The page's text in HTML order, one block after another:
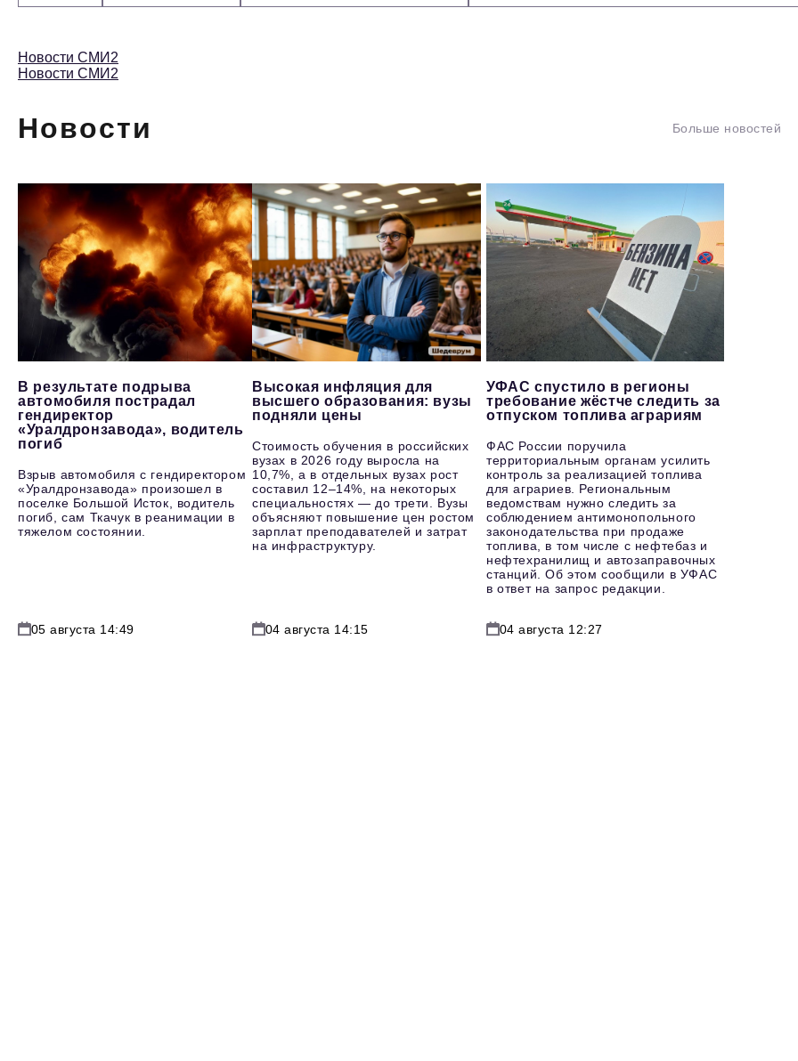
Новости СМИ2
Новости СМИ2
Новости Больше новостей
В результате подрыва
автомобиля пострадал
гендиректор
«Уралдронзавода», водитель
погиб
Взрыв автомобиля с гендиректором
«Уралдронзавода» произошел в
поселке Большой Исток, водитель
погиб, сам Ткачук в реанимации в
тяжелом состоянии.
05 августа 14:49
Высокая инфляция для
высшего образования: вузы
подняли цены
Стоимость обучения в российских
вузах в 2026 году выросла на
10,7%, а в отдельных вузах рост
составил 12–14%, на некоторых
специальностях — до трети. Вузы
объясняют повышение цен ростом
зарплат преподавателей и затрат
на инфраструктуру.
04 августа 14:15
УФАС спустило в регионы
требование жёстче следить за
отпуском топлива аграриям
ФАС России поручила
территориальным органам усилить
контроль за реализацией топлива
для аграриев. Региональным
ведомствам нужно следить за
соблюдением антимонопольного
законодательства при продаже
топлива, в том числе с нефтебаз и
нефтехранилищ и автозаправочных
станций. Об этом сообщили в УФАС
в ответ на запрос редакции.
04 августа 12:27